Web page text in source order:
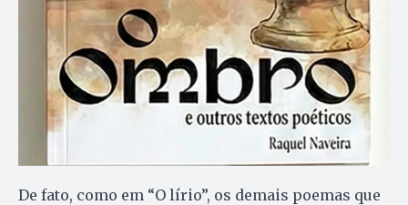
De fato, como em “O lírio”, os demais poemas que